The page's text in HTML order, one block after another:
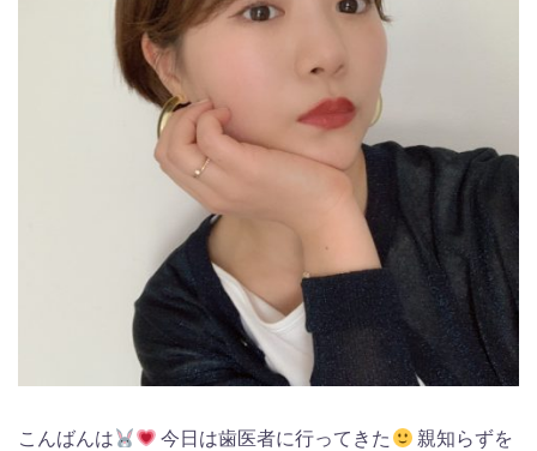
こんばんは 今日は歯医者に行ってきた
親知らずを